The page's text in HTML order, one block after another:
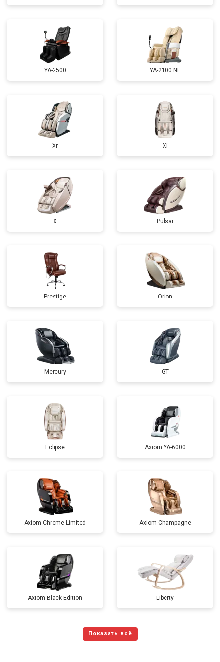
Ремонт сканера от 4800 ₽ Заказать
Ремонт купюроприемника Заказать
Замена сетевого трансформатора от 4500 ₽ Заказать
Ремонт микро-лифта от 5500 ₽ Заказать
YA-2500 YA-2100 NE
Xr Xi
X Pulsar
Prestige Orion
Mercury GT
Eclipse Axiom YA-6000
Axiom Chrome Limited Axiom Champagne
Axiom Black Edition Liberty